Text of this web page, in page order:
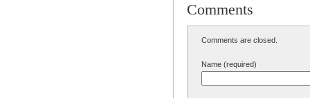
Comments
Comments are closed.
Name (required)